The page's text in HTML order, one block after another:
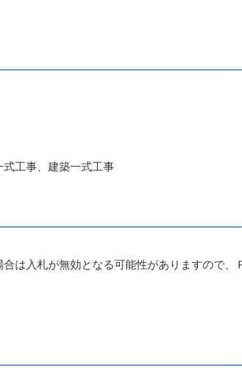
工事、建築一式工事
は入札が無効となる可能性がありますので、